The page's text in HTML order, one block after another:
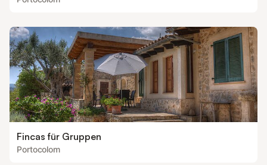
Fincas für Gruppen
Portocolom